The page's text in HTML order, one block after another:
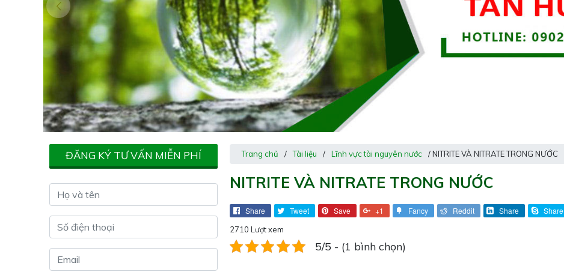
Trang chủ / Tài liệu / Lĩnh vực tài nguyên nước / NITRITE VÀ NITRATE TRONG NƯỚC
NITRITE VÀ NITRATE TRONG NƯỚC
Share Tweet Save +1 Fancy Reddit Share Share
2710 Lượt xem
5/5 - (1 bình chọn)
ĐĂNG KÝ TƯ VẤN MIỄN PHÍ